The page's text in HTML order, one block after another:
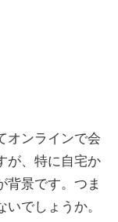
オンラインで会
が、特に自宅か
背景です。つま
でしょうか。